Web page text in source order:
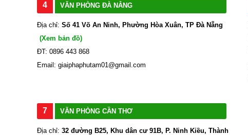
4 VĂN PHÒNG ĐÀ NẴNG
Địa chỉ: Số 41 Võ An Ninh, Phường Hòa Xuân, TP Đà Nẵng
(Xem bản đồ)
ĐT: 0896 443 868
Email: giaiphaphutam01@gmail.com
7 VĂN PHÒNG CẦN THƠ
Địa chỉ: 32 đường B25, Khu dân cư 91B, P. Ninh Kiều, Thành